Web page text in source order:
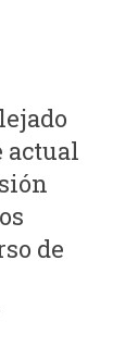
actual
de